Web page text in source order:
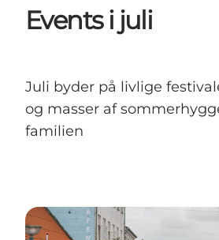
Events
Spis
Planlæg din tur
Events i juli
Juli byder på livlige
og masser af
familien